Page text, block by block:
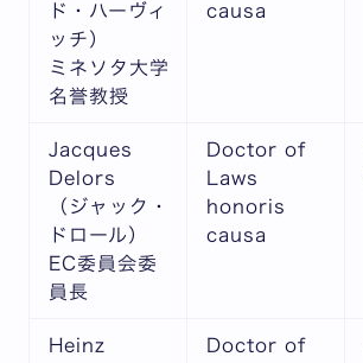
ド・ハーヴィ
ッチ）
ミネソタ大学
名誉教授
causa
Jacques
Delors
（ジャック・
ドロール）
EC委員会委
員長
Doctor of
Laws
honoris
causa
Heinz
Doctor of